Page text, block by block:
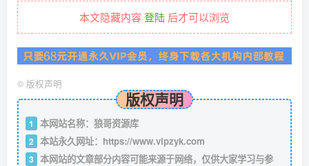
本文隐藏内容 登陆 后才可以浏览
© 版权声明
版权声明
1 本网站名称：狼哥资源库
2 本站永久网址： https://www.vipzyk.com
3 本网站的文章部分内容可能来源于网络，仅供大家学习与参